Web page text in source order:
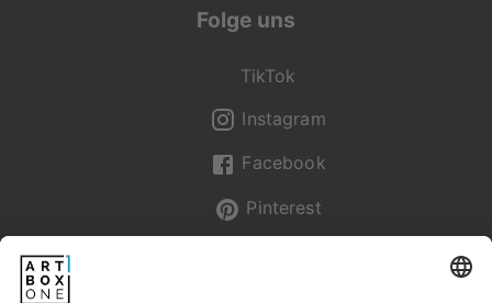
unterstützt dich bei
Fr von 08:00 - 20:00
- 20:00 Uhr unter +49
oder per Mail an
service@artboxone.de.
Folge uns
TikTok
Instagram
Facebook
Pinterest